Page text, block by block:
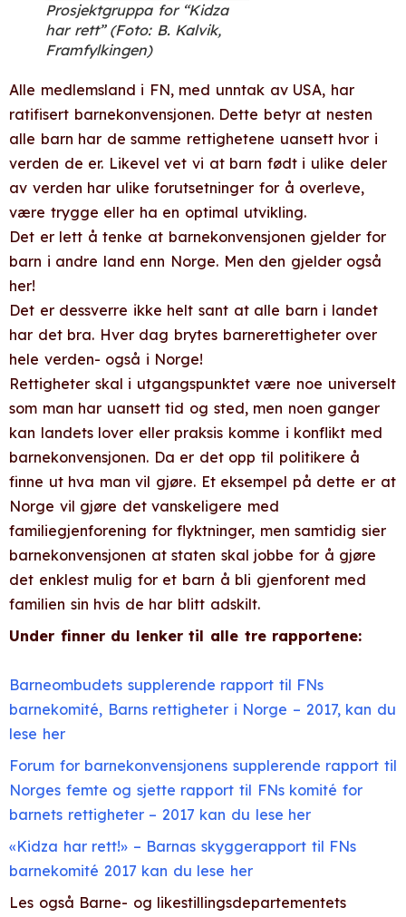
Prosjektgruppa for “Kidza
har rett” (Foto: B. Kalvik,
Framfylkingen)
Alle medlemsland i FN, med unntak av USA, har
ratifisert barnekonvensjonen. Dette betyr at nesten
alle barn har de samme rettighetene uansett hvor i
verden de er. Likevel vet vi at barn født i ulike deler
av verden har ulike forutsetninger for å overleve,
være trygge eller ha en optimal utvikling.
Det er lett å tenke at barnekonvensjonen gjelder for
barn i andre land enn Norge. Men den gjelder også
her!
Det er dessverre ikke helt sant at alle barn i landet
har det bra. Hver dag brytes barnerettigheter over
hele verden- også i Norge!
Rettigheter skal i utgangspunktet være noe universelt
som man har uansett tid og sted, men noen ganger
kan landets lover eller praksis komme i konflikt med
barnekonvensjonen. Da er det opp til politikere å
finne ut hva man vil gjøre. Et eksempel på dette er at
Norge vil gjøre det vanskeligere med
familiegjenforening for flyktninger, men samtidig sier
barnekonvensjonen at staten skal jobbe for å gjøre
det enklest mulig for et barn å bli gjenforent med
familien sin hvis de har blitt adskilt.
Under finner du lenker til alle tre rapportene:
Barneombudets supplerende rapport til FNs
barnekomité, Barns rettigheter i Norge – 2017, kan du
lese her
Forum for barnekonvensjonens supplerende rapport til
Norges femte og sjette rapport til FNs komité for
barnets rettigheter – 2017 kan du lese her
«Kidza har rett!» – Barnas skyggerapport til FNs
barnekomité 2017 kan du lese her
Les også Barne- og likestillingsdepartementets